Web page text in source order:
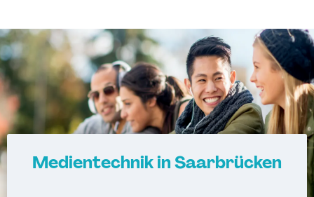
Medientechnik in Saarbrücken